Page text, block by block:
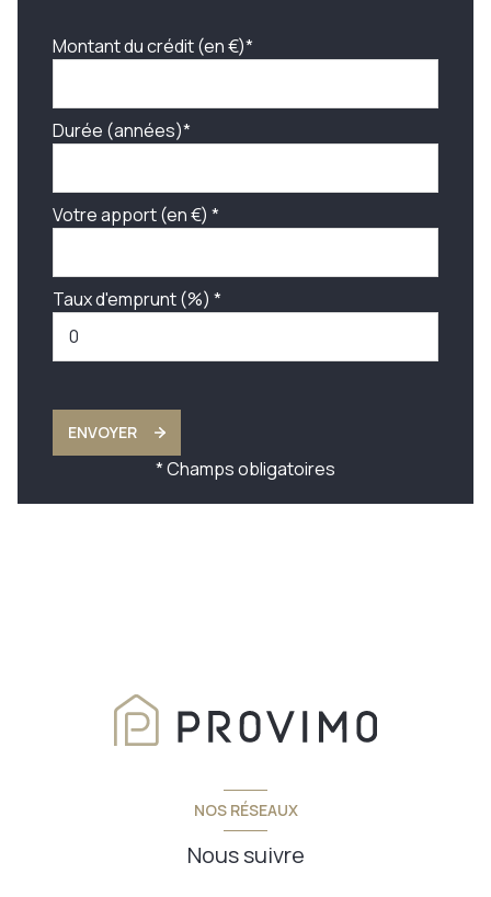
Montant du crédit (en €)*
Durée (années)*
Votre apport (en €) *
Taux d'emprunt (%) *
ENVOYER
* Champs obligatoires
NOS RÉSEAUX
Nous suivre